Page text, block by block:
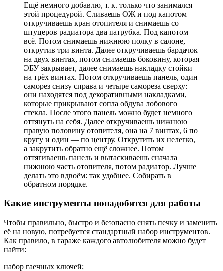
Ещё немного добавлю, т. к. только что занимался
этой процедурой. Сливаешь ОЖ и под капотом
откручиваешь кран отопителя и снимаешь со
штуцеров радиатора два патрубка. Под капотом
всё. Потом снимаешь нижнюю полку в салоне,
открутив три винта. Далее откручиваешь бардачок
на двух винтах, потом снимаешь боковину, которая
ЭБУ закрывает, далее снимаешь накладку стойки
на трёх винтах. Потом откручиваешь панель, один
саморез снизу справа и четыре самореза сверху:
они находятся под декоративными накладками,
которые прикрывают сопла обдува лобового
стекла. После этого панель можно будет немного
оттянуть на себя. Далее откручиваешь нижнюю
правую половину отопителя, она на 7 винтах, 6 по
кругу и один — по центру. Открутить их нелегко,
а закрутить обратно ещё сложнее. Потом
оттягиваешь панель и вытаскиваешь сначала
нижнюю часть отопителя, потом радиатор. Лучше
делать это вдвоём: так удобнее. Собирать в
обратном порядке.
Какие инструменты понадобятся для работы
Чтобы правильно, быстро и безопасно снять печку и заменить
её на новую, потребуется стандартный набор инструментов.
Как правило, в гараже каждого автолюбителя можно будет
найти:
набор гаечных ключей;